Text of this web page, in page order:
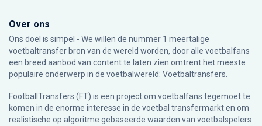
Over ons
Ons doel is simpel - We willen de nummer 1 meertalige
voetbaltransfer bron van de wereld worden, door alle voetbalfans
een breed aanbod van content te laten zien omtrent het meeste
populaire onderwerp in de voetbalwereld: Voetbaltransfers.
FootballTransfers (FT) is een project om voetbalfans tegemoet te
komen in de enorme interesse in de voetbal transfermarkt en om
realistische op algoritme gebaseerde waarden van voetbalspelers